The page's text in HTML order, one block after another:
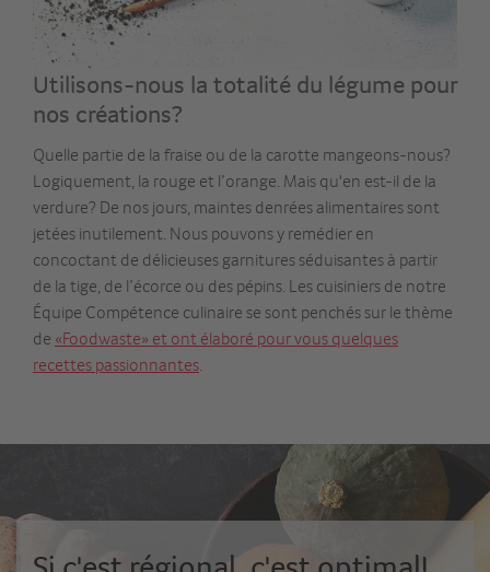
Utilisons-nous la totalité du légume pour
nos créations?
Quelle partie de la fraise ou de la carotte mangeons-nous?
Logiquement, la rouge et l’orange. Mais qu'en est-il de la
verdure? De nos jours, maintes denrées alimentaires sont
jetées inutilement. Nous pouvons y remédier en
concoctant de délicieuses garnitures séduisantes à partir
de la tige, de l’écorce ou des pépins. Les cuisiniers de notre
Équipe Compétence culinaire se sont penchés sur le thème
de «Foodwaste» et ont élaboré pour vous quelques
recettes passionnantes